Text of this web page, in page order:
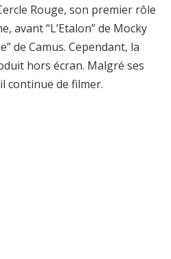
Rouge, son premier rôle
avant “L’Etalon” de Mocky
de Camus. Cependant, la
hors écran. Malgré ses
continue de filmer.